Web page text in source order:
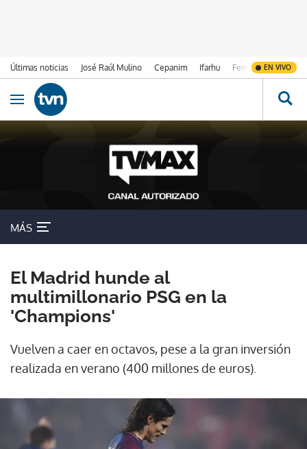
Últimas noticias José Raúl Mulino Cepanim Ifarhu Fenómeno de El
EN VIVO
Ir al contenido
Obrir navegació
MÁS
El Madrid hunde al
multimillonario PSG en la
'Champions'
Vuelven a caer en octavos, pese a la gran inversión
realizada en verano (400 millones de euros).